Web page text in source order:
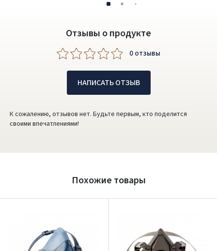
Отзывы о продукте
0 oтзывы
НАПИСАТЬ ОТЗЫВ
К сожалению, отзывов нет. Будьте первым, кто поделится
своими впечатлениями!
Похожие товары